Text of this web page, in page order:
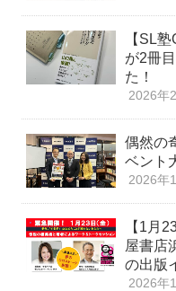
【SL
が2冊
た！
2026年
偶然の
ベント
2026年
【1月
屋書店
の出版
2026年